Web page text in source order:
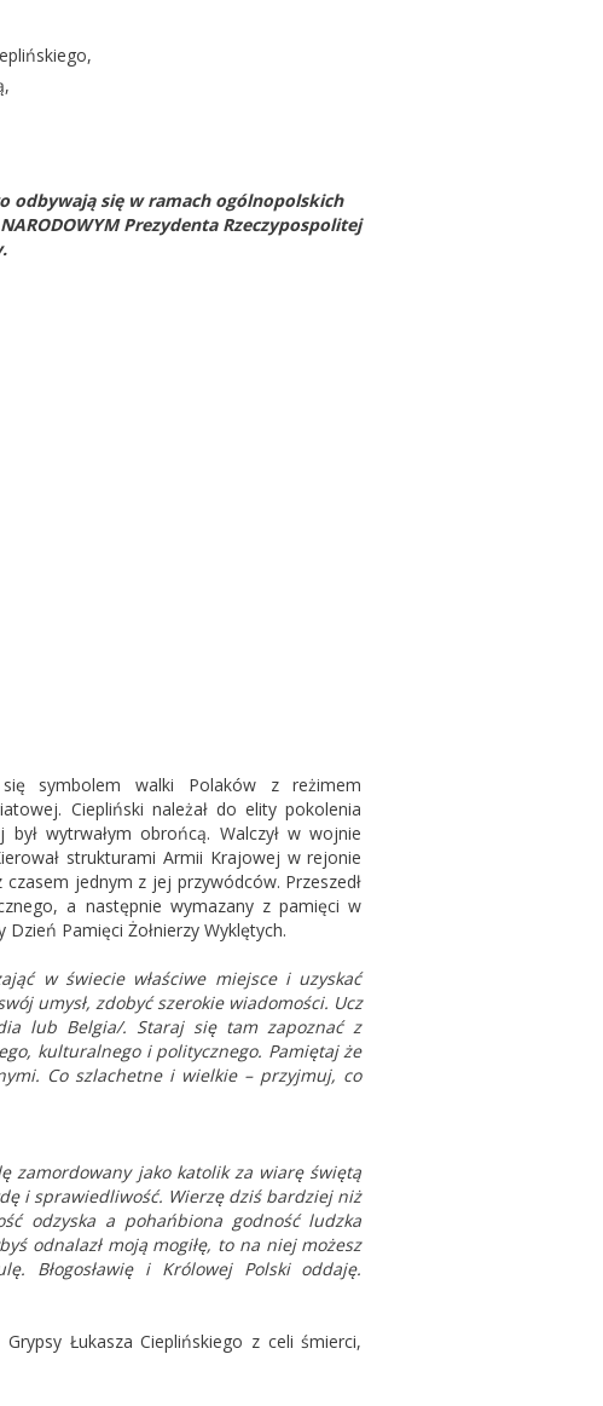
odbywają się w ramach ogólnopolskich
Prezydenta Rzeczypospolitej
się symbolem walki Polaków z reżimem
Ciepliński należał do elity pokolenia
wytrwałym obrońcą. Walczył w wojnie
strukturami Armii Krajowej w rejonie
jednym z jej przywódców. Przeszedł
a następnie wymazany z pamięci w
Pamięci Żołnierzy Wyklętych.
w świecie właściwe miejsce i uzyskać
umysł, zdobyć szerokie wiadomości. Ucz
lub Belgia/. Staraj się tam zapoznać z
kulturalnego i politycznego. Pamiętaj że
Co szlachetne i wielkie – przyjmuj, co
zamordowany jako katolik za wiarę świętą
i sprawiedliwość. Wierzę dziś bardziej niż
odzyska a pohańbiona godność ludzka
odnalazł moją mogiłę, to na niej możesz
Błogosławię i Królowej Polski oddaję.
Łukasza Cieplińskiego z celi śmierci,